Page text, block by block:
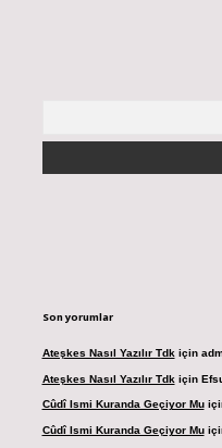
Son yorumlar
Ateşkes Nasıl Yazılır Tdk için
Ateşkes Nasıl Yazılır Tdk için
Cûdî Ismi Kuranda Geçiyor Mu
Cûdî Ismi Kuranda Geçiyor Mu